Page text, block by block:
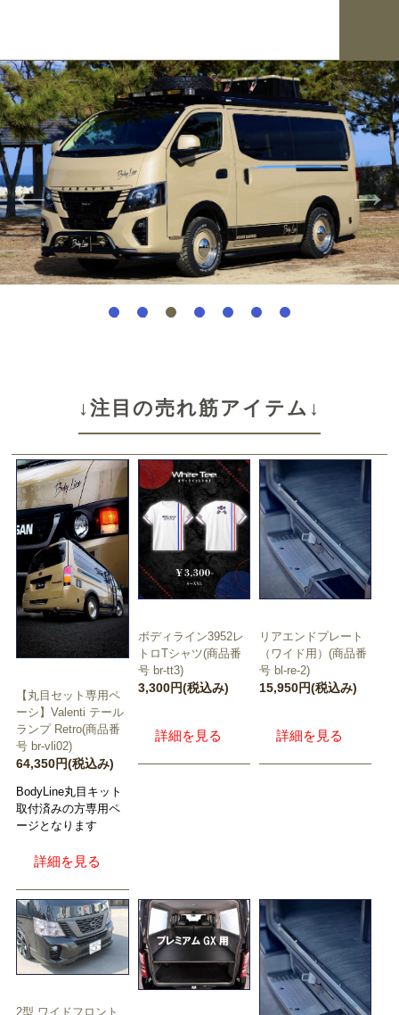
1 2 3 4 5 6 7
↓注目の売れ筋アイテム↓
【丸目セット専用ペ
ーシ】Valenti テール
ランプ Retro(商品番
号 br-vli02)
64,350円(税込み)
BodyLine丸目キット
取付済みの方専用ペ
ージとなります
詳細を見る
ボディライン3952レ
トロTシャツ(商品番
号 br-tt3)
3,300円(税込み)
詳細を見る
リアエンドプレート
（ワイド用）(商品番
号 bl-re-2)
15,950円(税込み)
詳細を見る
2型 ワイドフロント